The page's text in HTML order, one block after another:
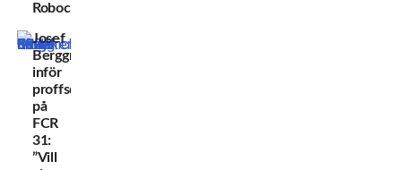
Robocop?
Josef
Berggren
inför
proffsdebuten
på
FCR
31:
”Vill